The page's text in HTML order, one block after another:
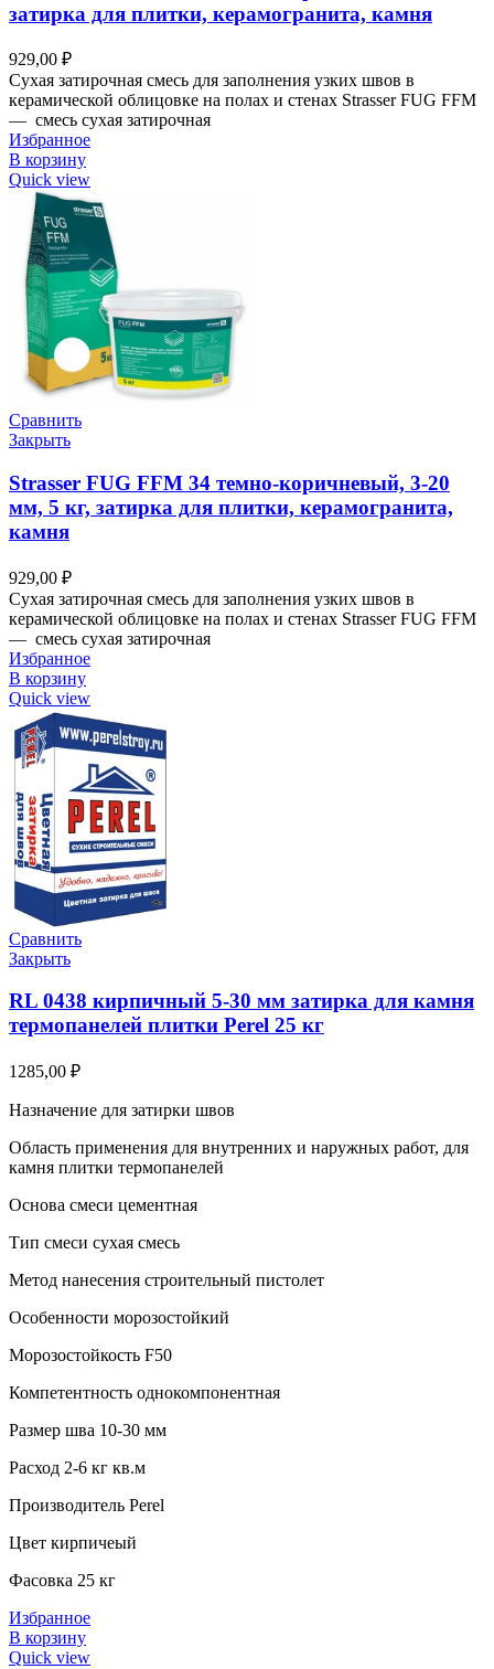
затирка для плитки, керамогранита, камня
929,00 ₽
Сухая затирочная смесь для заполнения узких швов в
керамической облицовке на полах и стенах Strasser FUG FFM
— смесь сухая затирочная
Избранное
В корзину
Quick view
Сравнить
Закрыть
Strasser FUG FFM 34 темно-коричневый, 3-20
мм, 5 кг, затирка для плитки, керамогранита,
камня
929,00 ₽
Сухая затирочная смесь для заполнения узких швов в
керамической облицовке на полах и стенах Strasser FUG FFM
— смесь сухая затирочная
Избранное
В корзину
Quick view
Сравнить
Закрыть
RL 0438 кирпичный 5-30 мм затирка для камня
термопанелей плитки Perel 25 кг
1285,00 ₽
Назначение для затирки швов
Область применения для внутренних и наружных работ, для
камня плитки термопанелей
Основа смеси цементная
Тип смеси сухая смесь
Метод нанесения строительный пистолет
Особенности морозостойкий
Морозостойкость F50
Компетентность однокомпонентная
Размер шва 10-30 мм
Расход 2-6 кг кв.м
Производитель Perel
Цвет кирпичеый
Фасовка 25 кг
Избранное
В корзину
Quick view